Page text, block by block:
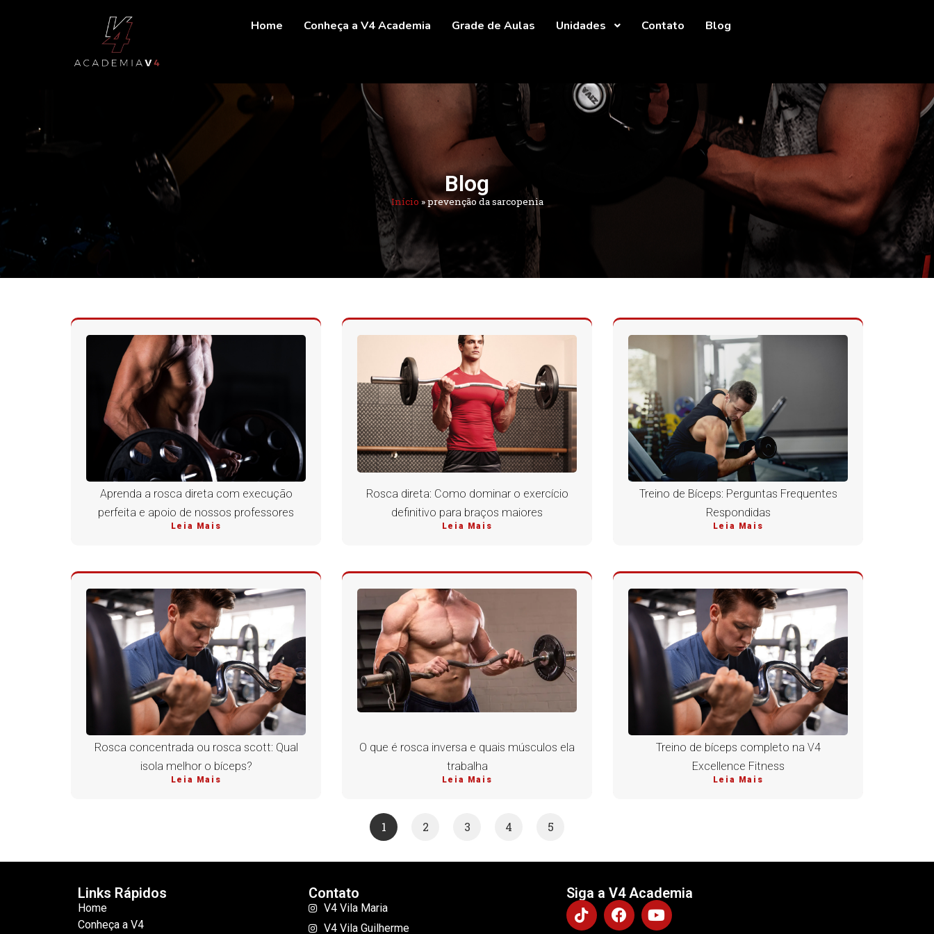
Home Conheça a V4 Academia Grade de Aulas Unidades Contato Blog
Blog
Início »prevenção da sarcopenia
Aprenda a rosca direta com execução
perfeita e apoio de nossos professores
Leia Mais
Rosca direta: Como dominar o exercício
definitivo para braços maiores
Leia Mais
Treino de Bíceps: Perguntas Frequentes
Respondidas
Leia Mais
Rosca concentrada ou rosca scott: Qual
isola melhor o bíceps?
Leia Mais
O que é rosca inversa e quais músculos ela
trabalha
Leia Mais
Treino de bíceps completo na V4
Excellence Fitness
Leia Mais
1 2 3 4 5
Links Rápidos
Home
Conheça a V4
Contato
V4 Vila Maria
V4 Vila Guilherme
Siga a V4 Academia